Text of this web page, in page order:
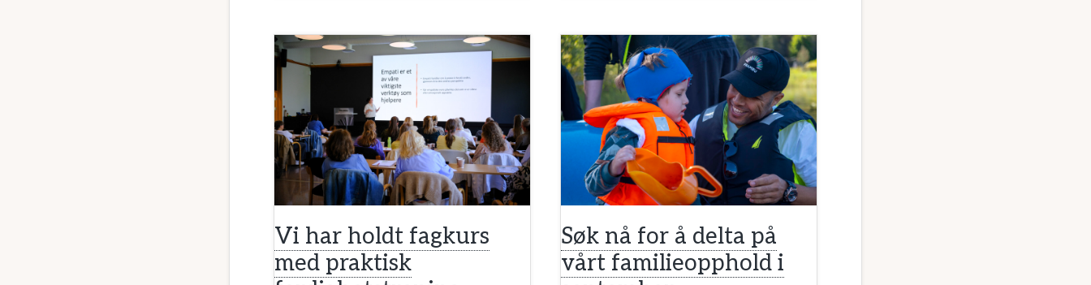
opplæringssenter
for
CSNAT-
I
Paediatric
metoden
Norge
glipp
av
vår
fagdag
Barnekoordinatorrollen?
Vi har holdt fagkurs
med praktisk
Søk nå for å delta på
vårt familieopphold i